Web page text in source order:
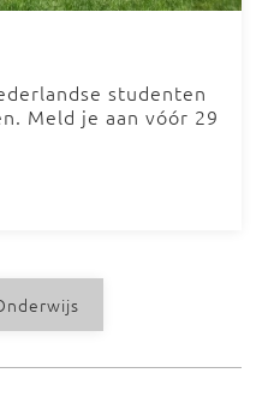
studenten
Meld je aan vóór 29